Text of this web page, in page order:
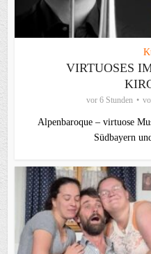
VIRTUOSES
vor 6 Stunden
Alpenbaroque – virtuose
Südbayern